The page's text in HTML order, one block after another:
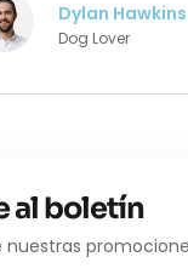
Daisy
Cat Lovers
al boletín
nuestras